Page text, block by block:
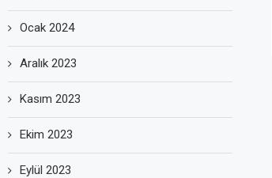
Ocak 2024
Aralık 2023
Kasım 2023
Ekim 2023
Eylül 2023